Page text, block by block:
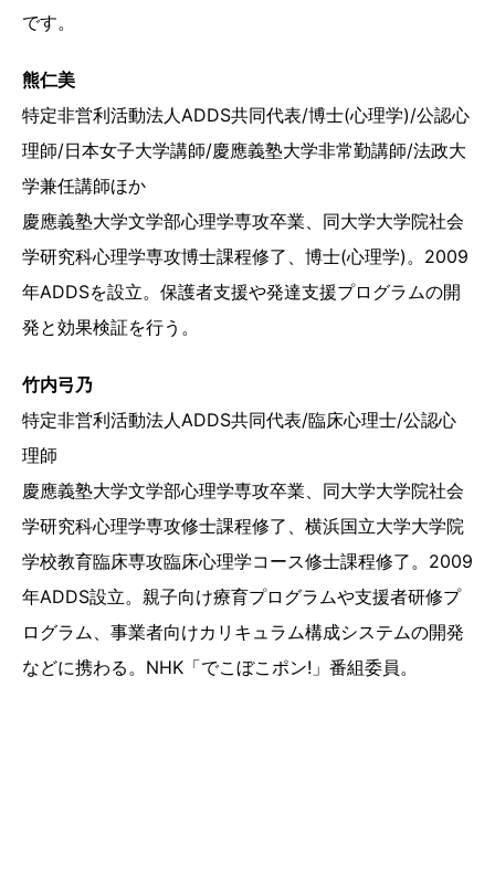
です。
熊仁美
特定非営利活動法人ADDS共同代表/博士(心理学)/公認心
理師/日本女子大学講師/慶應義塾大学非常勤講師/法政大
学兼任講師ほか
慶應義塾大学文学部心理学専攻卒業、同大学大学院社会
学研究科心理学専攻博士課程修了、博士(心理学)。2009
年ADDSを設立。保護者支援や発達支援プログラムの開
発と効果検証を行う。
竹内弓乃
特定非営利活動法人ADDS共同代表/臨床心理士/公認心
理師
慶應義塾大学文学部心理学専攻卒業、同大学大学院社会
学研究科心理学専攻修士課程修了、横浜国立大学大学院
学校教育臨床専攻臨床心理学コース修士課程修了。2009
年ADDS設立。親子向け療育プログラムや支援者研修プ
ログラム、事業者向けカリキュラム構成システムの開発
などに携わる。NHK「でこぼこポン!」番組委員。